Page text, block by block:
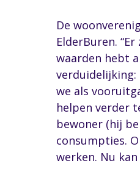
De
ElderBuren.
waarden hebt
verduidelijking:
we als
helpen verder
bewoner (hij
consumpties.
werken. Nu